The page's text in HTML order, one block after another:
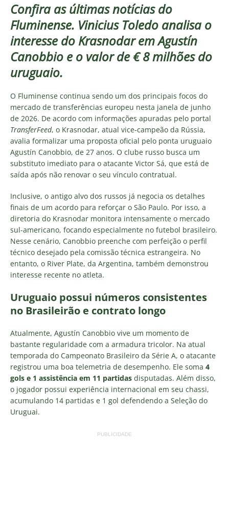
Confira as últimas notícias do
Fluminense. Vinicius Toledo analisa o
interesse do Krasnodar em Agustín
Canobbio e o valor de € 8 milhões do
uruguaio.
O Fluminense continua sendo um dos principais focos do
mercado de transferências europeu nesta janela de junho
de 2026. De acordo com informações apuradas pelo portal
TransferFeed, o Krasnodar, atual vice-campeão da Rússia,
avalia formalizar uma proposta oficial pelo ponta uruguaio
Agustín Canobbio, de 27 anos. O clube russo busca um
substituto imediato para o atacante Victor Sá, que está de
saída após não renovar o seu vínculo contratual.
Inclusive, o antigo alvo dos russos já negocia os detalhes
finais de um acordo para reforçar o São Paulo. Por isso, a
diretoria do Krasnodar monitora intensamente o mercado
sul-americano, focando especialmente no futebol brasileiro.
Nesse cenário, Canobbio preenche com perfeição o perfil
técnico desejado pela comissão técnica estrangeira. No
entanto, o River Plate, da Argentina, também demonstrou
interesse recente no atleta.
Uruguaio possui números consistentes
no Brasileirão e contrato longo
Atualmente, Agustín Canobbio vive um momento de
bastante regularidade com a armadura tricolor. Na atual
temporada do Campeonato Brasileiro da Série A, o atacante
registrou uma boa telemetria de desempenho. Ele soma 4
gols e 1 assistência em 11 partidas disputadas. Além disso,
o jogador possui experiência internacional em seu chassi,
acumulando 14 partidas e 1 gol defendendo a Seleção do
Uruguai.
PUBLICIDADE